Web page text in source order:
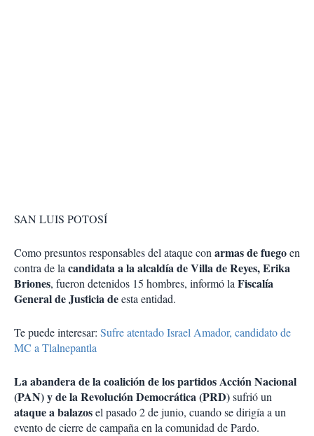
SAN LUIS POTOSÍ
Como presuntos responsables del ataque conarmas de fuegoen
contra de lacandidata a la alcaldía de Villa de Reyes, Erika
Briones, fueron detenidos 15 hombres, informó laFiscalía
General de Justicia deesta entidad.
Te puede interesar: Sufre atentado Israel Amador, candidato de
MC a Tlalnepantla
La abandera de la coalición de los partidos Acción Nacional
(PAN) y de la Revolución Democrática (PRD)sufrió un
ataque a balazosel pasado 2 de junio, cuando se dirigía a un
evento de cierre de campaña en la comunidad de Pardo.